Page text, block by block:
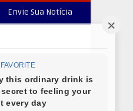
Envie Sua Notícia